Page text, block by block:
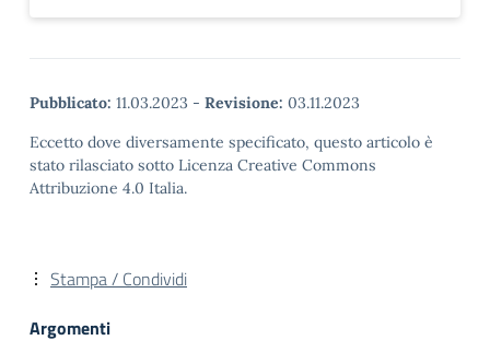
Pubblicato: 11.03.2023 - Revisione: 03.11.2023
Eccetto dove diversamente specificato, questo articolo è
stato rilasciato sotto Licenza Creative Commons
Attribuzione 4.0 Italia.
Stampa / Condividi
Argomenti